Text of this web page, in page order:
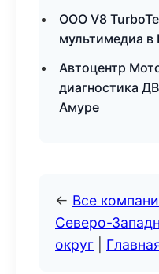
ООО V8
мультимедиа в
Автоцентр
диагностика
Амуре
← Все
Северо-
округ